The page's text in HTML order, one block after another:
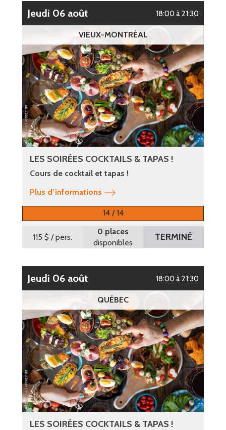
jeudi 06 août 18:00 à 21:30
VIEUX-MONTRÉAL
LES SOIRÉES COCKTAILS & TAPAS !
Cours de cocktail et tapas !
Plus d’informations
14 / 14
115 $ / pers.
0 places
disponibles
TERMINÉ
jeudi 06 août 18:00 à 21:30
QUÉBEC
LES SOIRÉES COCKTAILS & TAPAS !